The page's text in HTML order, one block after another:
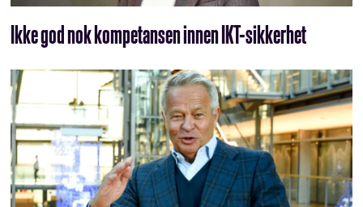
Ikke god nok kompetansen innen IKT-sikkerhet